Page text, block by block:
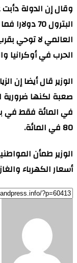
وقال إن الدولة
البترول 70
العالمي لا توحي
الحرب في أوكرانيا
الوزير قال أيضا إن
في المائة فقط في
80 في المائة.
الوزير طمأن
أسعار الكهرباء